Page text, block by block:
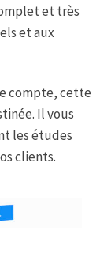
et très
et aux
compte, cette
Il vous
les études
clients.